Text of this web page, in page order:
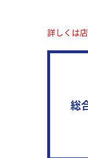
詳しくは
総